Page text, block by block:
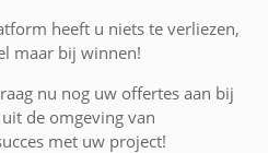
heeft u niets te verliezen,
maar bij winnen!
nu nog uw offertes aan bij
de omgeving van
met uw project!